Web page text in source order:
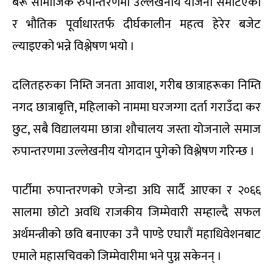
र भौतिक पूर्वाधारतर्फ दीर्घकालीन महत्व हेरेर बजेट
ल्याइएको भन्ने विश्लेषण भयो ।
दलितहरुका निम्ति जनता आवाश, गरीब छात्राहरूका निम्ति
नगद छात्राबृत्ति, महिलाको नाममा घरजग्गा दर्ता गराउँदा कर
छुट, सबै विद्यालयमा छात्रा शौचालय जस्ता योजनाले समाज
रुपान्तरणमा उल्लेखनीय योगदान पुगेको विश्लेषण गरिन्छ ।
पार्टीमा रुपान्तरणको एजेन्डा अघि सार्दै आएका र २०६६
सालमा छोटो अवधि राजकीय जिम्मेवारी सम्हाल्दै सफल
अर्थमन्त्रीको छवि बनाएका उनै पाण्डे एघारौं महाधिवेशनबाट
एमाले महासचिवको जिम्मेवारीमा भने पुग्न सकेनन् ।